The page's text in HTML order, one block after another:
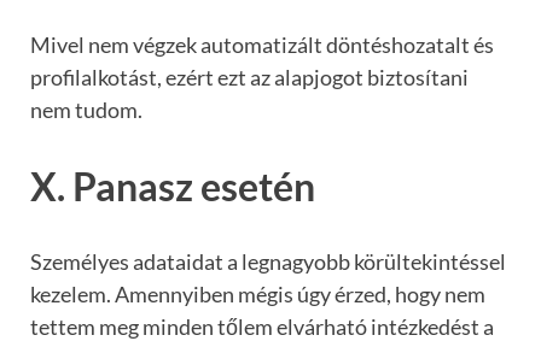
Mivel nem végzek automatizált döntéshozatalt és
profilalkotást, ezért ezt az alapjogot biztosítani
nem tudom.
X. Panasz esetén
Személyes adataidat a legnagyobb körültekintéssel
kezelem. Amennyiben mégis úgy érzed, hogy nem
tettem meg minden tőlem elvárható intézkedést a